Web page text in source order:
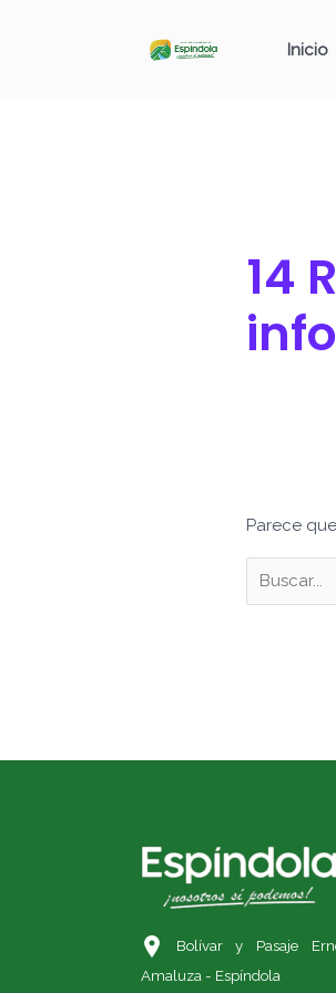
Inicio
14
Parece
Bolívar y Pasaje
Amaluza - Espíndola